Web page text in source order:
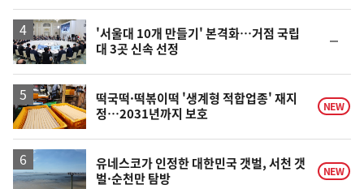
일
'서울대 10개 만들기' 본격화…거점 국립
대 3곳 신속 선정
일
떡국떡·떡볶이떡 '생계형 적합업종' 재지
정…2031년까지 보호
NEW
유네스코가 인정한 대한민국 갯벌, 서천 갯
벌·순천만 탐방
NEW